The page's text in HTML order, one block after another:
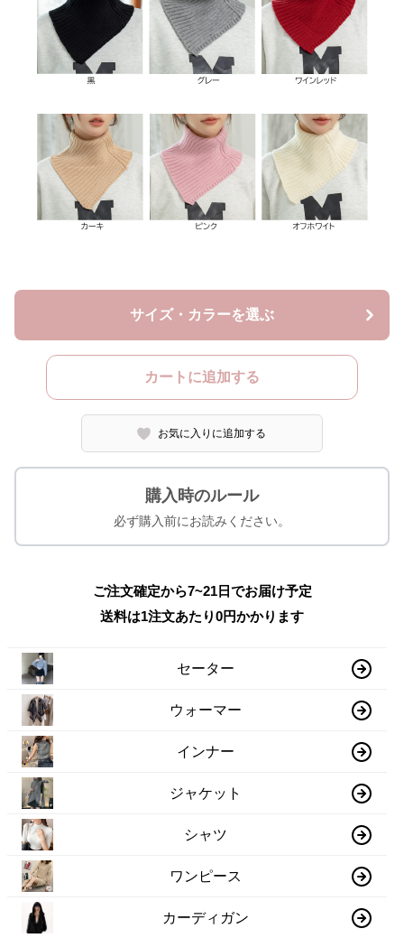
サイズ・カラーを選ぶ
カートに追加する
お気に入りに追加する
購入時のルール
必ず購入前にお読みください。
ご注文確定から7~21日でお届け予定
送料は1注文あたり0円かかります
セーター
ウォーマー
インナー
ジャケット
シャツ
ワンピース
カーディガン